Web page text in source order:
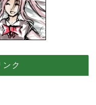
ク